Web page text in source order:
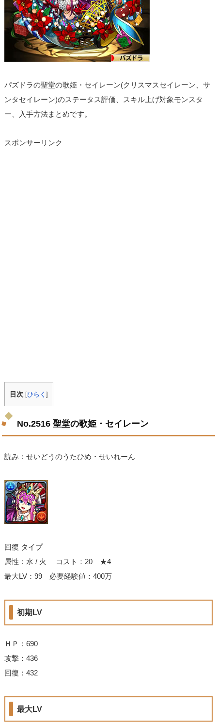
パズドラの聖堂の歌姫・セイレーン(クリスマスセイレーン、サ
ンタセイレーン)のステータス評価、スキル上げ対象モンスタ
ー、入手方法まとめです。
スポンサーリンク
目次 [ひらく]
No.2516 聖堂の歌姫・セイレーン
読み：せいどうのうたひめ・せいれーん
回復 タイプ
属性：水 / 火 コスト：20 ★4
最大LV：99 必要経験値：400万
初期LV
ＨＰ：690
攻撃：436
回復：432
最大LV